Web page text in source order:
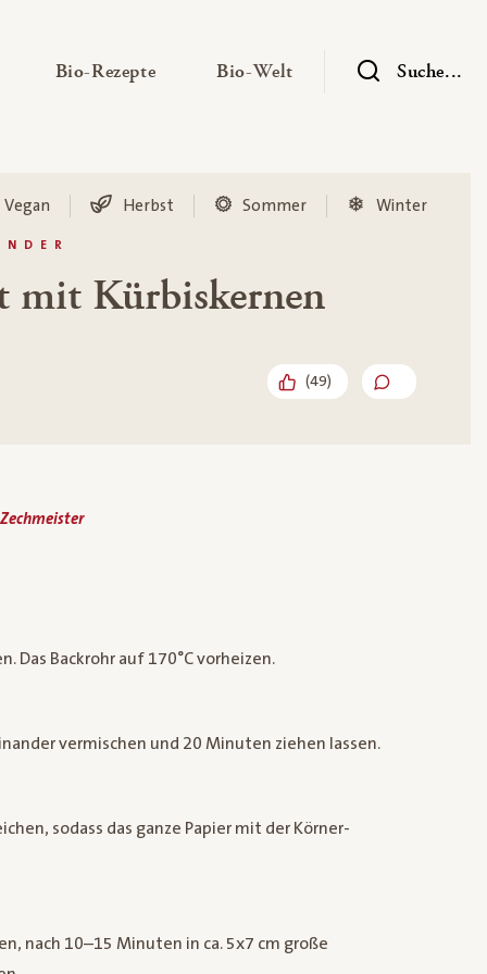
Untermenü ausklappen
Bio-Rezepte— Untermenü ausklappen
Bio-Welt — UntermenüSuche...
Vegan Herbst Sommer Winter
mit Kürbiskernen
(49)
Das Backrohr auf 170°C vorheizen.
vermischen und 20 Minuten ziehen lassen.
sodass das ganze Papier mit der Körner-
nach 10–15 Minuten in ca. 5x7 cm große